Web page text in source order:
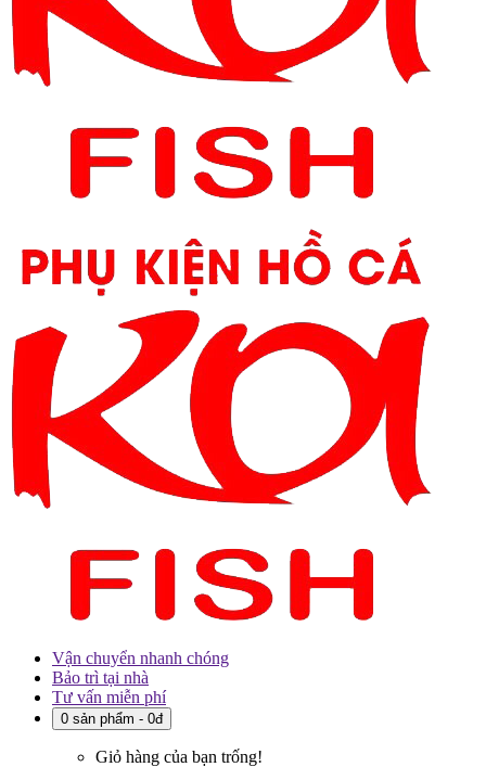
Vận chuyển nhanh chóng
Bảo trì tại nhà
Tư vấn miễn phí
0 sản phẩm - 0đ
Giỏ hàng của bạn trống!